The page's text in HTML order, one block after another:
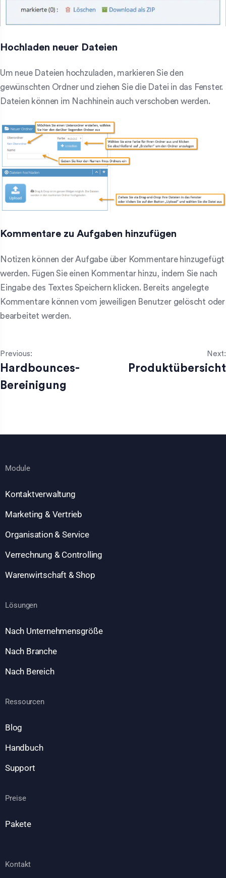
Hochladen neuer Dateien
Um neue Dateien hochzuladen, markieren Sie den
gewünschten Ordner und ziehen Sie die Datei in das Fenster.
Dateien können im Nachhinein auch verschoben werden.
Kommentare zu Aufgaben hinzufügen
Notizen können der Aufgabe über Kommentare hinzugefügt
werden. Fügen Sie einen Kommentar hinzu, indem Sie nach
Eingabe des Textes Speichern klicken. Bereits angelegte
Kommentare können vom jeweiligen Benutzer gelöscht oder
bearbeitet werden.
Previous:
Hardbounces-
Bereinigung
Next:
Produktübersicht
Module
Kontaktverwaltung
Marketing & Vertrieb
Organisation & Service
Verrechnung & Controlling
Warenwirtschaft & Shop
Lösungen
Nach Unternehmensgröße
Nach Branche
Nach Bereich
Ressourcen
Blog
Handbuch
Support
Preise
Pakete
Kontakt